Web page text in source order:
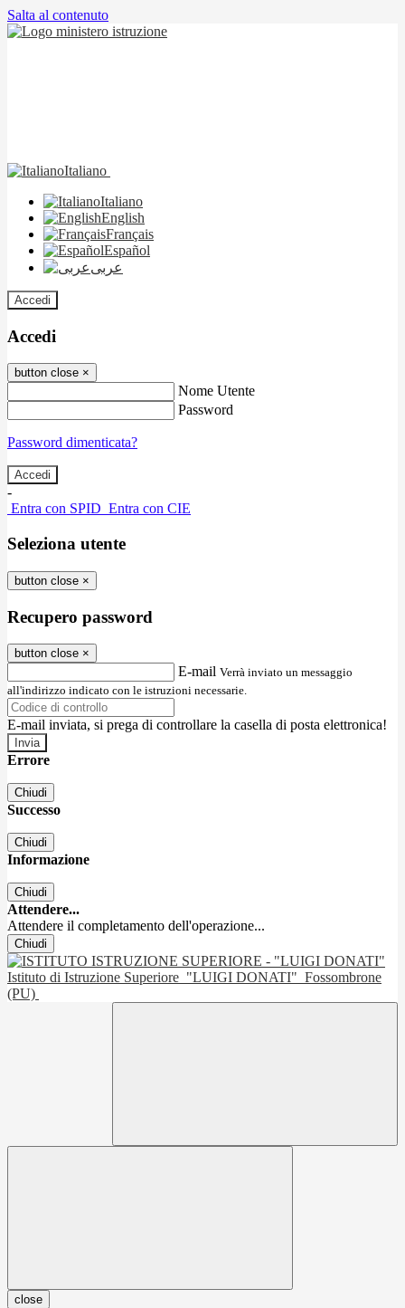
Salta al contenuto
Italiano
Italiano
English
Français
Español
عربى
Accedi
Accedi
button close ×
Nome Utente
Password
Password dimenticata?
-
Entra con SPID Entra con CIE
Seleziona utente
button close ×
Recupero password
button close ×
E-mail Verrà inviato un messaggio
all'indirizzo indicato con le istruzioni necessarie.
E-mail inviata, si prega di controllare la casella di posta elettronica!
Errore
Chiudi
Successo
Chiudi
Informazione
Chiudi
Attendere...
Attendere il completamento dell'operazione...
Chiudi
Istituto di Istruzione Superiore "LUIGI DONATI" Fossombrone
(PU)
close